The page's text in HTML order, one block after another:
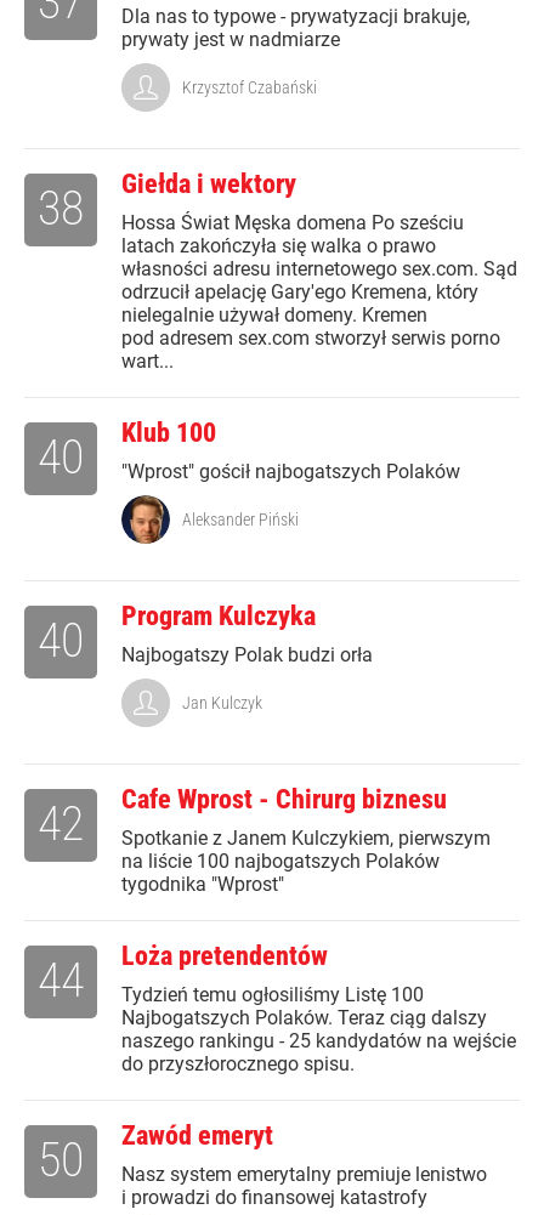
Dla nas to typowe - prywatyzacji brakuje,
prywaty jest w nadmiarze
Krzysztof Czabański
Giełda i wektory
Hossa Świat Męska domena Po sześciu
latach zakończyła się walka o prawo
własności adresu internetowego sex.com. Sąd
odrzucił apelację Gary'ego Kremena, który
nielegalnie używał domeny. Kremen
pod adresem sex.com stworzył serwis porno
wart...
38
Klub 100
"Wprost" gościł najbogatszych Polaków
40
Aleksander Piński
Program Kulczyka
Najbogatszy Polak budzi orła
40
Jan Kulczyk
Cafe Wprost - Chirurg biznesu
Spotkanie z Janem Kulczykiem, pierwszym
na liście 100 najbogatszych Polaków
tygodnika "Wprost"
42
Loża pretendentów
Tydzień temu ogłosiliśmy Listę 100
Najbogatszych Polaków. Teraz ciąg dalszy
naszego rankingu - 25 kandydatów na wejście
do przyszłorocznego spisu.
44
Zawód emeryt
Nasz system emerytalny premiuje lenistwo
i prowadzi do finansowej katastrofy
50